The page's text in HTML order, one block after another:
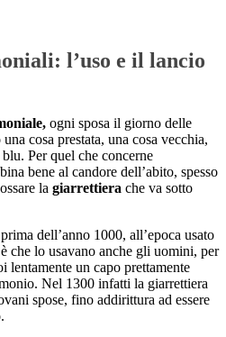
l’uso e il lancio
ogni sposa il giorno delle
cosa prestata, una cosa vecchia,
Per quel che concerne
bene al candore dell’abito, spesso
la giarrettiera che va sotto
dell’anno 1000, all’epoca usato
che lo usavano anche gli uomini, per
lentamente un capo prettamente
Nel 1300 infatti la giarrettiera
spose, fino addirittura ad essere